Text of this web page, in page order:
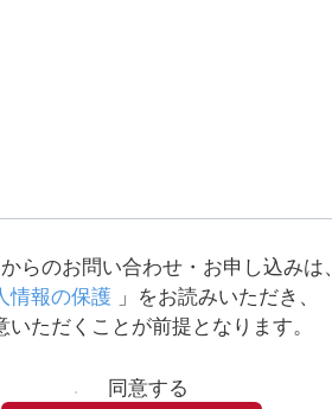
らのお問い合わせ・お申し込みは、
情報の保護 」をお読みいただき、
いただくことが前提となります。
同意する